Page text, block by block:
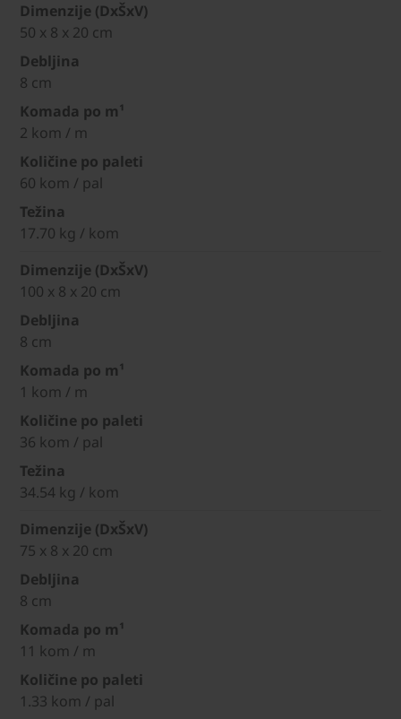
Dimenzije (DxŠxV)
50 x 8 x 20 cm
Debljina
8 cm
Komada po m¹
2 kom / m
Količine po paleti
60 kom / pal
Težina
17.70 kg / kom
Dimenzije (DxŠxV)
100 x 8 x 20 cm
Debljina
8 cm
Komada po m¹
1 kom / m
Količine po paleti
36 kom / pal
Težina
34.54 kg / kom
Dimenzije (DxŠxV)
75 x 8 x 20 cm
Debljina
8 cm
Komada po m¹
11 kom / m
Količine po paleti
1.33 kom / pal